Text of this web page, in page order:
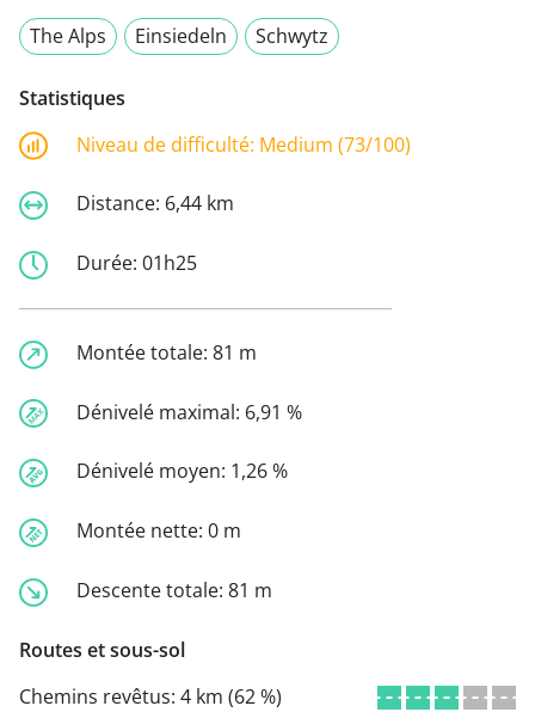
The Alps
Einsiedeln Schwytz
Statistiques
Niveau de difficulté: Medium (73/100)
Distance: 6,44 km
Durée: 01h25
Montée totale: 81 m
Dénivelé maximal: 6,91 %
Dénivelé moyen: 1,26 %
Montée nette: 0 m
Descente totale: 81 m
Routes et sous-sol
Chemins revêtus: 4 km (62 %)